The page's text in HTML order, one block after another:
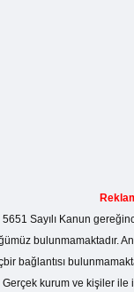
Sayılı Kanun
bulunmamaktadır.
bağlantısı
Gerçek kurum ve kişiler